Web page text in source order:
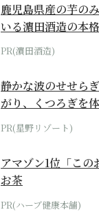
鹿児島県産の芋の
いる濵田酒造の本
PR(濵田酒造)
静かな波のせせら
がり、くつろぎを
ホテル by...
PR(星野リゾート)
アマゾン1位「こ
お茶
PR(ハーブ健康本舗)